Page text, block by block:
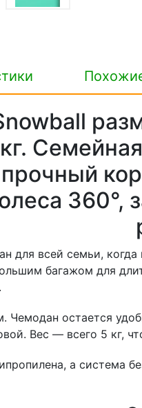
360°,
для всей семьи,
багажом для
остается
Вес — всего 5 кг,
а система